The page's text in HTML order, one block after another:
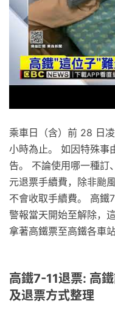
乘車日（含）前 28 日
小時為止。 如因特殊事
告。 不論使用哪一種訂
元退票手續費，除非颱
不會收取手續費。 高鐵
警報當天開始至解除，
拿著高鐵票至高鐵各車
高鐵7-11退票: 高
及退票方式整理